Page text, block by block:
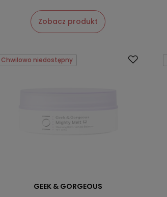
Zobacz produkt
Chwilowo niedostępny
GEEK & GORGEOUS